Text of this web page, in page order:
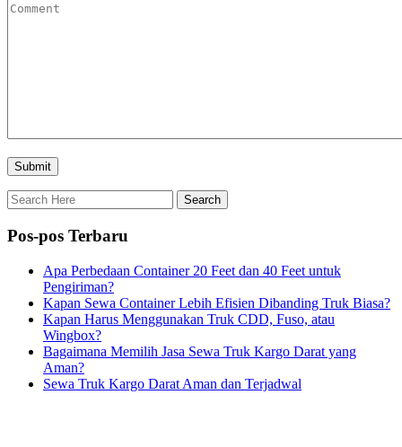
Pos-pos Terbaru
Apa Perbedaan Container 20 Feet dan 40 Feet untuk
Pengiriman?
Kapan Sewa Container Lebih Efisien Dibanding Truk Biasa?
Kapan Harus Menggunakan Truk CDD, Fuso, atau
Wingbox?
Bagaimana Memilih Jasa Sewa Truk Kargo Darat yang
Aman?
Sewa Truk Kargo Darat Aman dan Terjadwal